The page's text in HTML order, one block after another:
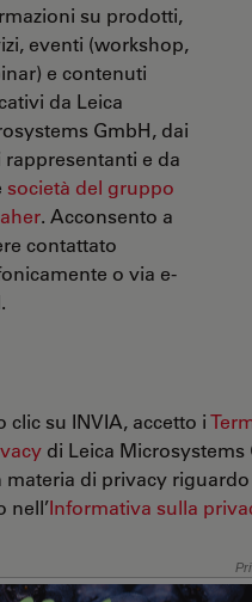
su prodotti,
eventi (workshop,
e contenuti
da Leica
GmbH, dai
rappresentanti e da
società del gruppo
. Acconsento a
contattato
o via e-
clic su INVIA, accetto i
di Leica
materia di privacy
nell’Informativa sulla